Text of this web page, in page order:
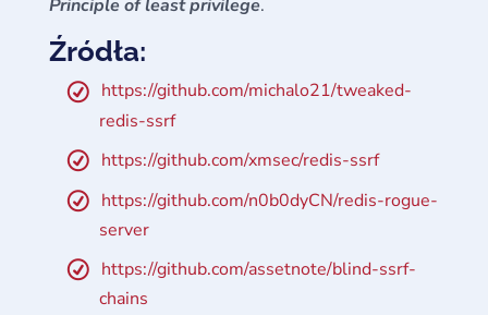
Principle of least privilege.
Źródła:
https://github.com/michalo21/tweaked-
redis-ssrf
https://github.com/xmsec/redis-ssrf
https://github.com/n0b0dyCN/redis-rogue-
server
https://github.com/assetnote/blind-ssrf-
chains